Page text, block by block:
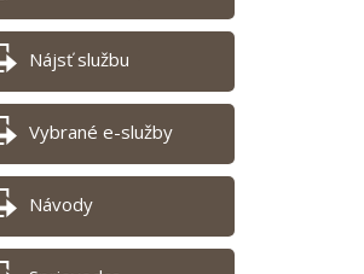
Nájsť službu
Vybrané e-služby
Návody